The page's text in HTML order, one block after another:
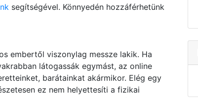
segítségével. Könnyedén hozzáférhetünk
embertől viszonylag messze lakik. Ha
látogassák egymást, az online
barátainkat akármikor. Elég egy
ez nem helyettesíti a fizikai